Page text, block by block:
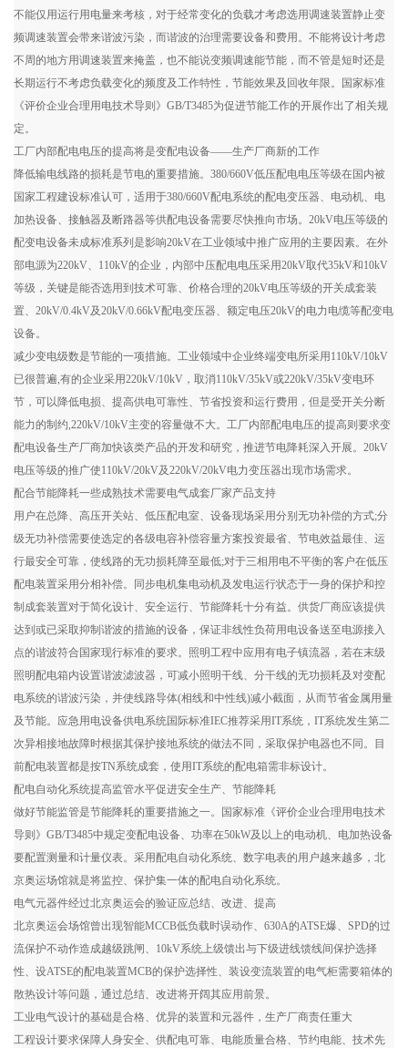
不能仅用运行用电量来考核，对于经常变化的负载才考虑选用调速装置静止变
频调速装置会带来谐波污染，而谐波的治理需要设备和费用。不能将设计考虑
不周的地方用调速装置来掩盖，也不能说变频调速能节能，而不管是短时还是
长期运行不考虑负载变化的频度及工作特性，节能效果及回收年限。国家标准
《评价企业合理用电技术导则》GB/T3485为促进节能工作的开展作出了相关规
定。
工厂内部配电电压的提高将是变配电设备——生产厂商新的工作
降低输电线路的损耗是节电的重要措施。380/660V低压配电电压等级在国内被
国家工程建设标准认可，适用于380/660V配电系统的配电变压器、电动机、电
加热设备、接触器及断路器等供配电设备需要尽快推向市场。20kV电压等级的
配变电设备未成标准系列是影响20kV在工业领域中推广应用的主要因素。在外
部电源为220kV、110kV的企业，内部中压配电电压采用20kV取代35kV和10kV
等级，关键是能否选用到技术可靠、价格合理的20kV电压等级的开关成套装
置、20kV/0.4kV及20kV/0.66kV配电变压器、额定电压20kV的电力电缆等配变电
设备。
减少变电级数是节能的一项措施。工业领域中企业终端变电所采用110kV/10kV
已很普遍,有的企业采用220kV/10kV，取消110kV/35kV或220kV/35kV变电环
节，可以降低电损、提高供电可靠性、节省投资和运行费用，但是受开关分断
能力的制约,220kV/10kV主变的容量做不大。工厂内部配电电压的提高则要求变
配电设备生产厂商加快该类产品的开发和研究，推进节电降耗深入开展。20kV
电压等级的推广使110kV/20kV及220kV/20kV电力变压器出现市场需求。
配合节能降耗一些成熟技术需要电气成套厂家产品支持
用户在总降、高压开关站、低压配电室、设备现场采用分别无功补偿的方式;分
级无功补偿需要使选定的各级电容补偿容量方案投资最省、节电效益最佳、运
行最安全可靠，使线路的无功损耗降至最低;对于三相用电不平衡的客户在低压
配电装置采用分相补偿。同步电机集电动机及发电运行状态于一身的保护和控
制成套装置对于简化设计、安全运行、节能降耗十分有益。供货厂商应该提供
达到或已采取抑制谐波的措施的设备，保证非线性负荷用电设备送至电源接入
点的谐波符合国家现行标准的要求。照明工程中应用有电子镇流器，若在末级
照明配电箱内设置谐波滤波器，可减小照明干线、分干线的无功损耗及对变配
电系统的谐波污染，并使线路导体(相线和中性线)减小截面，从而节省金属用量
及节能。应急用电设备供电系统国际标准IEC推荐采用IT系统，IT系统发生第二
次异相接地故障时根据其保护接地系统的做法不同，采取保护电器也不同。目
前配电装置都是按TN系统成套，使用IT系统的配电箱需非标设计。
配电自动化系统提高监管水平促进安全生产、节能降耗
做好节能监管是节能降耗的重要措施之一。国家标准《评价企业合理用电技术
导则》GB/T3485中规定变配电设备、功率在50kW及以上的电动机、电加热设备
要配置测量和计量仪表。采用配电自动化系统、数字电表的用户越来越多，北
京奥运场馆就是将监控、保护集一体的配电自动化系统。
电气元器件经过北京奥运会的验证应总结、改进、提高
北京奥运会场馆曾出现智能MCCB低负载时误动作、630A的ATSE爆、SPD的过
流保护不动作造成越级跳闸、10kV系统上级馈出与下级进线馈线间保护选择
性、设ATSE的配电装置MCB的保护选择性、装设变流装置的电气柜需要箱体的
散热设计等问题，通过总结、改进将开阔其应用前景。
工业电气设计的基础是合格、优异的装置和元器件，生产厂商责任重大
工程设计要求保障人身安全、供配电可靠、电能质量合格、节约电能、技术先